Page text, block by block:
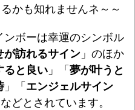
かも知れませんネ～～
ボーは幸運のシンボル
が訪れるサイン 」のほか
ると良い 」「 夢が叶うと
」「 エンジェルサイン
どとされています。